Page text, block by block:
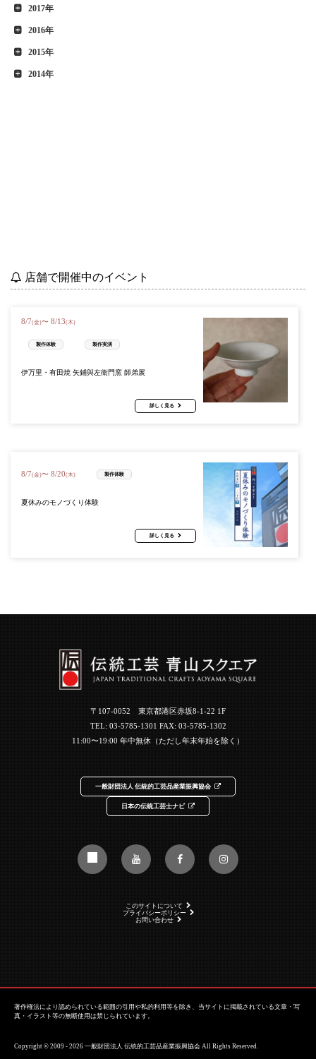
2017年
2016年
2015年
2014年
店舗で開催中のイベント
8/7(金)〜 8/13(木)
製作体験 製作実演
伊万里・有田焼 矢鋪與左衛門窯 師弟展
詳しく見る
8/7(金)〜 8/20(木) 製作体験
夏休みのモノづくり体験
詳しく見る
〒107-0052 東京都港区赤坂8-1-22 1F
TEL: 03-5785-1301 FAX: 03-5785-1302
11:00〜19:00 年中無休（ただし年末年始を除く）
一般財団法人 伝統的工芸品産業振興協会
日本の伝統工芸士ナビ
このサイトについて
プライバシーポリシー
お問い合わせ
著作権法により認められている範囲の引用や私的利用等を除き、当サイトに掲載されている文章・写
真・イラスト等の無断使用は禁じられています。
Copyright © 2009 - 2026 一般財団法人 伝統的工芸品産業振興協会 All Rights Reserved.